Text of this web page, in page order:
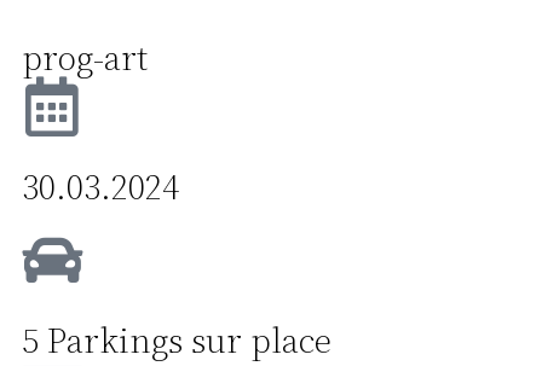
prog-art
30.03.2024
5 Parkings sur place